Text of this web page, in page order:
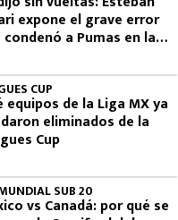
expone el grave error
condenó a Pumas en la
CUP
equipos de la Liga MX ya
eliminados de la
Cup
SUB 20
vs Canadá: por qué se